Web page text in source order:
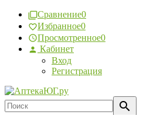
Сравнение0
Избранное0
Просмотренное0
Кабинет
Вход
Регистрация